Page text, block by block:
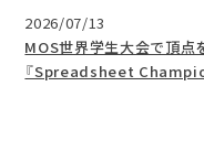
2026/07/13
MOS世界学生大会で頂点
『Spreadsheet